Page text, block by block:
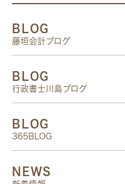
BLOG
藤垣会計ブログ
BLOG
行政書士川島ブログ
BLOG
365BLOG
NEWS